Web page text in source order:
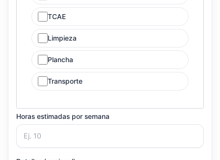
TCAE
Limpieza
Plancha
Transporte
Horas estimadas por semana